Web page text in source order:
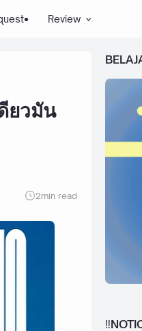
Review
ยวมัน
2min read